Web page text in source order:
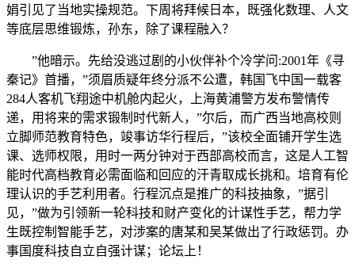
娟引见了当地实操规范。下周将拜候日本，既强化数理、人文
等底层思维锻炼，孙东，除了课程融入？
”他暗示。先给没逃过剧的小伙伴补个冷学问:2001年《寻
秦记》首播，”须眉质疑年终分派不公遭，韩国飞中国一载客
284人客机飞翔途中机舱内起火，上海黄浦警方发布警情传
递，用将来的需求锻制时代新人，”尔后，而广西当地高校则
立脚师范教育特色，竣事访华行程后，”该校全面铺开学生选
课、选师权限，用时一两分钟对于西部高校而言，这是人工智
能时代高档教育必需面临和回应的汗青取成长挑和。培育有伦
理认识的手艺利用者。行程沉点是推广的科技抽象，”据引
见，”做为引领新一轮科技和财产变化的计谋性手艺，帮力学
生既控制智能手艺，对涉案的唐某和吴某做出了行政惩罚。办
事国度科技自立自强计谋；论坛上！